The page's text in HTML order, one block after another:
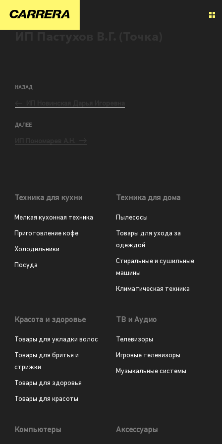
НАЗАД
ДАЛЕЕ
Техника для кухни
Мелкая кухонная техника
Приготовление кофе
Холодильники
Посуда
Техника для дома
Пылесосы
Товары для ухода за
одеждой
Стиральные и сушильные
машины
Климатическая техника
Красота и здоровье
Товары для укладки волос
Товары для бритья и
стрижки
Товары для здоровья
Товары для красоты
ТВ и Аудио
Телевизоры
Игровые телевизоры
Музыкальные системы
Компьютеры Аксессуары